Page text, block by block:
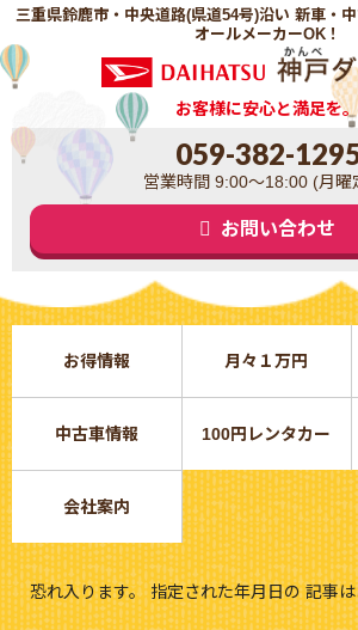
三重県鈴鹿市・中央道路(県道54号)沿い 新車・
オールメーカーOK！
お客様に安心と満足を。
059-382-
営業時間 9:00～18:00 (月曜
お問い合わせ
お得情報 月々１万円
中古車情報 100円レンタカー
会社案内
恐れ入ります。 指定された年月日の 記事